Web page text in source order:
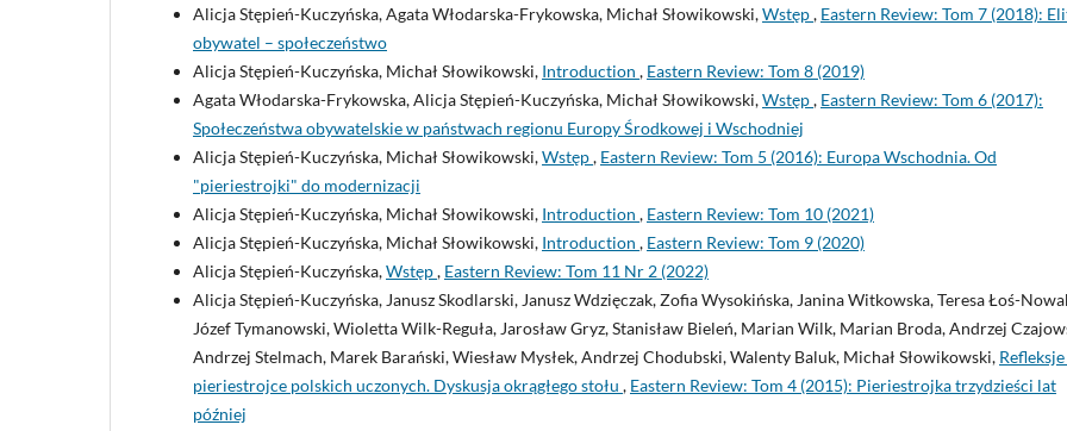
Alicja Stępień-Kuczyńska, Agata Włodarska-Frykowska, Michał Słowikowski,Wstęp, Eastern Review: Tom 7 (2018):
obywatel – społeczeństwo
Alicja Stępień-Kuczyńska, Michał Słowikowski, Introduction , Eastern Review: Tom 8 (2019)
Agata Włodarska-Frykowska, Alicja Stępień-Kuczyńska, Michał Słowikowski,Wstęp, Eastern Review: Tom 6 (2017):
Społeczeństwa obywatelskie w państwach regionu Europy Środkowej i Wschodniej
Alicja Stępień-Kuczyńska, Michał Słowikowski,Wstęp, Eastern Review: Tom 5 (2016): Europa Wschodnia. Od
"pieriestrojki" do modernizacji
Alicja Stępień-Kuczyńska, Michał Słowikowski, Introduction , Eastern Review: Tom 10 (2021)
Alicja Stępień-Kuczyńska, Michał Słowikowski, Introduction , Eastern Review: Tom 9 (2020)
Alicja Stępień-Kuczyńska,Wstęp, Eastern Review: Tom 11 Nr 2 (2022)
Alicja Stępień-Kuczyńska, Janusz Skodlarski, Janusz Wdzięczak, Zofia Wysokińska, Janina Witkowska, Teresa Łoś-
Józef Tymanowski, Wioletta Wilk-Reguła, Jarosław Gryz, Stanisław Bieleń, Marian Wilk, Marian Broda, Andrzej
Andrzej Stelmach, Marek Barański, Wiesław Mysłek, Andrzej Chodubski, Walenty Baluk, Michał Słowikowski,
pieriestrojce polskich uczonych. Dyskusja okrągłego stołu , Eastern Review: Tom 4 (2015): Pieriestrojka trzydzieści lat
później